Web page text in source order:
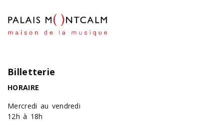
Billetterie
HORAIRE
Mercredi au vendredi
12h à 18h